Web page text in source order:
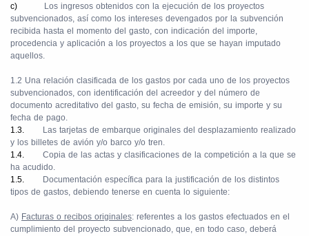
c)
Los ingresos obtenidos con la ejecución de los proyectos
subvencionados, así como los intereses devengados por la subvención
recibida hasta el momento del gasto, con indicación del importe,
procedencia y aplicación a los proyectos a los que se hayan imputado
aquellos.
1.2 Una relación clasificada de los gastos por cada uno de los proyectos
subvencionados, con identificación del acreedor y del número de
documento acreditativo del gasto, su fecha de emisión, su importe y su
fecha de pago.
1.3.
Las tarjetas de embarque originales del desplazamiento realizado
y los billetes de avión y/o barco y/o tren.
1.4.
Copia de las actas y clasificaciones de la competición a la que se
ha acudido.
1.5.
Documentación específica para la justificación de los distintos
tipos de gastos, debiendo tenerse en cuenta lo siguiente:
A) Facturas o recibos originales: referentes a los gastos efectuados en el
cumplimiento del proyecto subvencionado, que, en todo caso, deberá